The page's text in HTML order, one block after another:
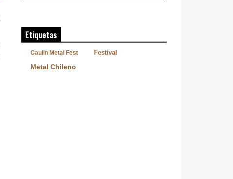
Etiquetas
Caulin Metal Fest Festival
Metal Chileno